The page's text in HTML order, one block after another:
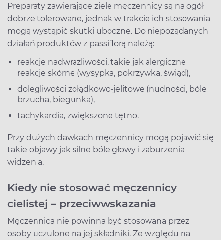
Preparaty zawierające ziele męczennicy są na ogół
dobrze tolerowane, jednak w trakcie ich stosowania
mogą wystąpić skutki uboczne. Do niepożądanych
działań produktów z passiflorą należą:
reakcje nadwrażliwości, takie jak alergiczne
reakcje skórne (wysypka, pokrzywka, świąd),
dolegliwości żołądkowo-jelitowe (nudności, bóle
brzucha, biegunka),
tachykardia, zwiększone tętno.
Przy dużych dawkach męczennicy mogą pojawić się
takie objawy jak silne bóle głowy i zaburzenia
widzenia.
Kiedy nie stosować męczennicy
cielistej – przeciwwskazania
Męczennica nie powinna być stosowana przez
osoby uczulone na jej składniki. Ze względu na